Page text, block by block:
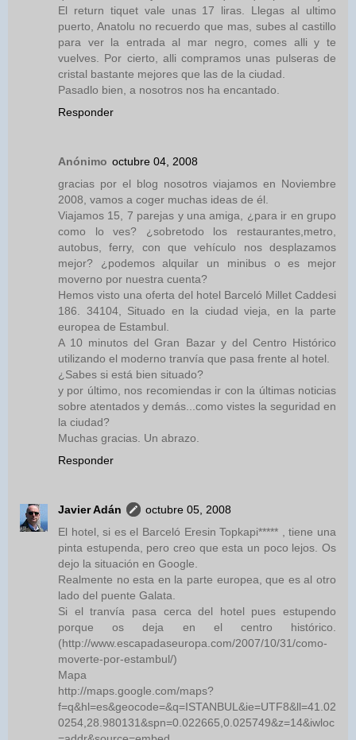
El return tiquet vale unas 17 liras. Llegas al ultimo
puerto, Anatolu no recuerdo que mas, subes al castillo
para ver la entrada al mar negro, comes alli y te
vuelves. Por cierto, alli compramos unas pulseras de
cristal bastante mejores que las de la ciudad.
Pasadlo bien, a nosotros nos ha encantado.
Responder
Anónimo octubre 04, 2008
gracias por el blog nosotros viajamos en Noviembre
2008, vamos a coger muchas ideas de él.
Viajamos 15, 7 parejas y una amiga, ¿para ir en grupo
como lo ves? ¿sobretodo los restaurantes,metro,
autobus, ferry, con que vehículo nos desplazamos
mejor? ¿podemos alquilar un minibus o es mejor
moverno por nuestra cuenta?
Hemos visto una oferta del hotel Barceló Millet Caddesi
186. 34104, Situado en la ciudad vieja, en la parte
europea de Estambul.
A 10 minutos del Gran Bazar y del Centro Histórico
utilizando el moderno tranvía que pasa frente al hotel.
¿Sabes si está bien situado?
y por último, nos recomiendas ir con la últimas noticias
sobre atentados y demás...como vistes la seguridad en
la ciudad?
Muchas gracias. Un abrazo.
Responder
Javier Adán
octubre 05, 2008
El hotel, si es el Barceló Eresin Topkapi***** , tiene una
pinta estupenda, pero creo que esta un poco lejos. Os
dejo la situación en Google.
Realmente no esta en la parte europea, que es al otro
lado del puente Galata.
Si el tranvía pasa cerca del hotel pues estupendo
porque os deja en el centro histórico.
(http://www.escapadaseuropa.com/2007/10/31/como-
moverte-por-estambul/)
Mapa
http://maps.google.com/maps?
f=q&hl=es&geocode=&q=ISTANBUL&ie=UTF8&ll=41.02
0254,28.980131&spn=0.022665,0.025749&z=14&iwloc